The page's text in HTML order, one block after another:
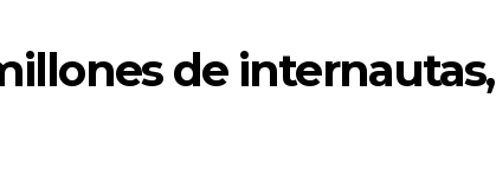
de internautas,